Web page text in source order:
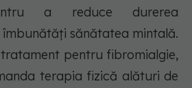
a reduce durerea
sănătatea mintală.
tratament pentru fibromialgie,
terapia fizică alături de